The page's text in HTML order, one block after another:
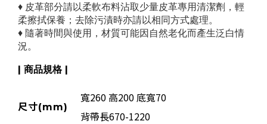
♦ 皮革部分請以柔軟布料沾取少量皮革專用清潔劑，輕
柔擦拭保養；去除污漬時亦請以相同方式處理。
♦ 隨著時間與使用，材質可能因自然老化而產生泛白情
況。
| 商品規格 |
尺寸(mm)
寬260 高200 底寬70
背帶長670-1220